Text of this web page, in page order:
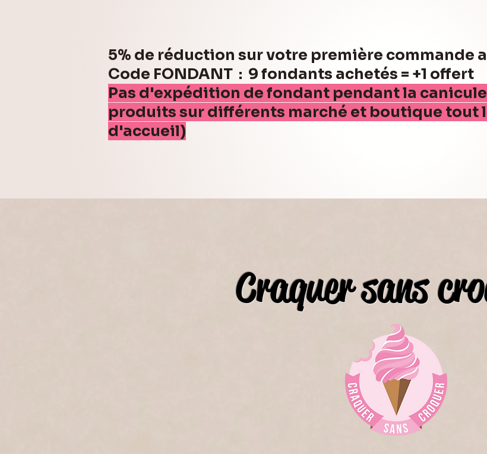
5% de réduction sur votre première commande
Code FONDANT : 9 fondants achetés = +1 offert
Pas d'expédition de fondant pendant la
produits sur différents marché et boutique tout
d'accueil)
Craquer sans